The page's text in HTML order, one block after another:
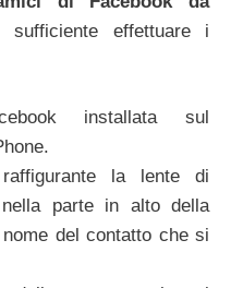
effettuare i
installata sul
la lente di
nella parte in alto della
del contatto che si